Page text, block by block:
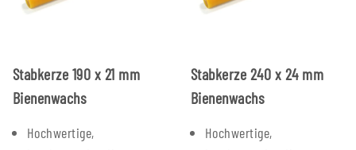
Stabkerze 190 x 21 mm
Bienenwachs
Hochwertige,
Stabkerze 240 x 24 mm
Bienenwachs
Hochwertige,